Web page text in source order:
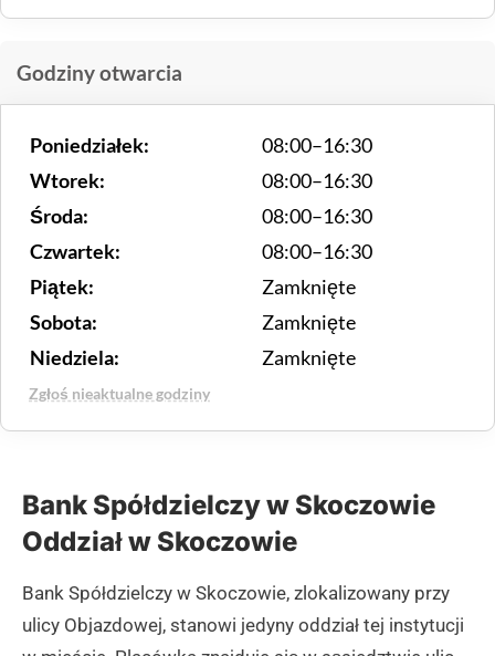
Godziny otwarcia
Poniedziałek:
08:00–16:30
Wtorek:
08:00–16:30
Środa:
08:00–16:30
Czwartek:
08:00–16:30
Piątek:
Zamknięte
Sobota:
Zamknięte
Niedziela:
Zamknięte
Zgłoś nieaktualne godziny
Bank Spółdzielczy w Skoczowie
Oddział w Skoczowie
Bank Spółdzielczy w Skoczowie, zlokalizowany przy
ulicy Objazdowej, stanowi jedyny oddział tej instytucji